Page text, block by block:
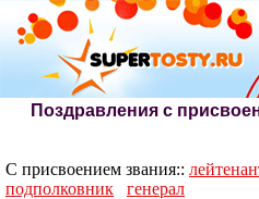
Поздравления с
С присвоением звания::
подполковник
генерал